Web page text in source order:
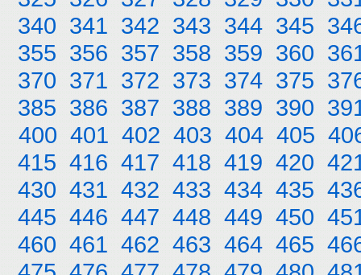
340 341 342 343 344 345
355 356 357 358 359 360
370 371 372 373 374 375
385 386 387 388 389 390
400 401 402 403 404 405
415 416 417 418 419 420
430 431 432 433 434 435
445 446 447 448 449 450
460 461 462 463 464 465